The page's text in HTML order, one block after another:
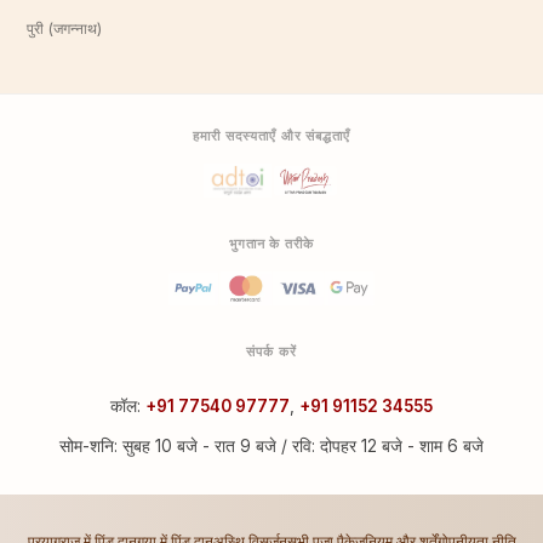
पुरी (जगन्नाथ)
हमारी सदस्यताएँ और संबद्धताएँ
भुगतान के तरीके
संपर्क करें
कॉल: +91 77540 97777 +91 91152 34555
सोम-शनि: सुबह 10 बजे - रात 9 बजे / रवि: दोपहर 12 बजे - शाम 6 बजे